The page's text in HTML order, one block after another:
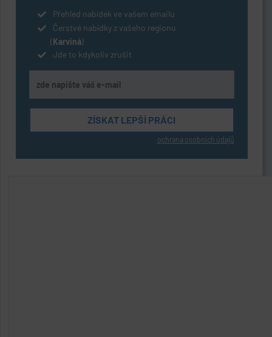
Přehled nabídek ve vašem emailu
Čerstvé nabídky z vašeho regionu
(Karviná)
Jde to kdykoliv zrušit
ochrana osobních údajů